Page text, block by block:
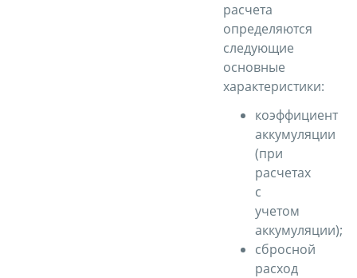
расчета
определяются
следующие
основные
характеристики:
коэффициент
аккумуляции
(при
расчетах
с
учетом
аккумуляции);
сбросной
расход